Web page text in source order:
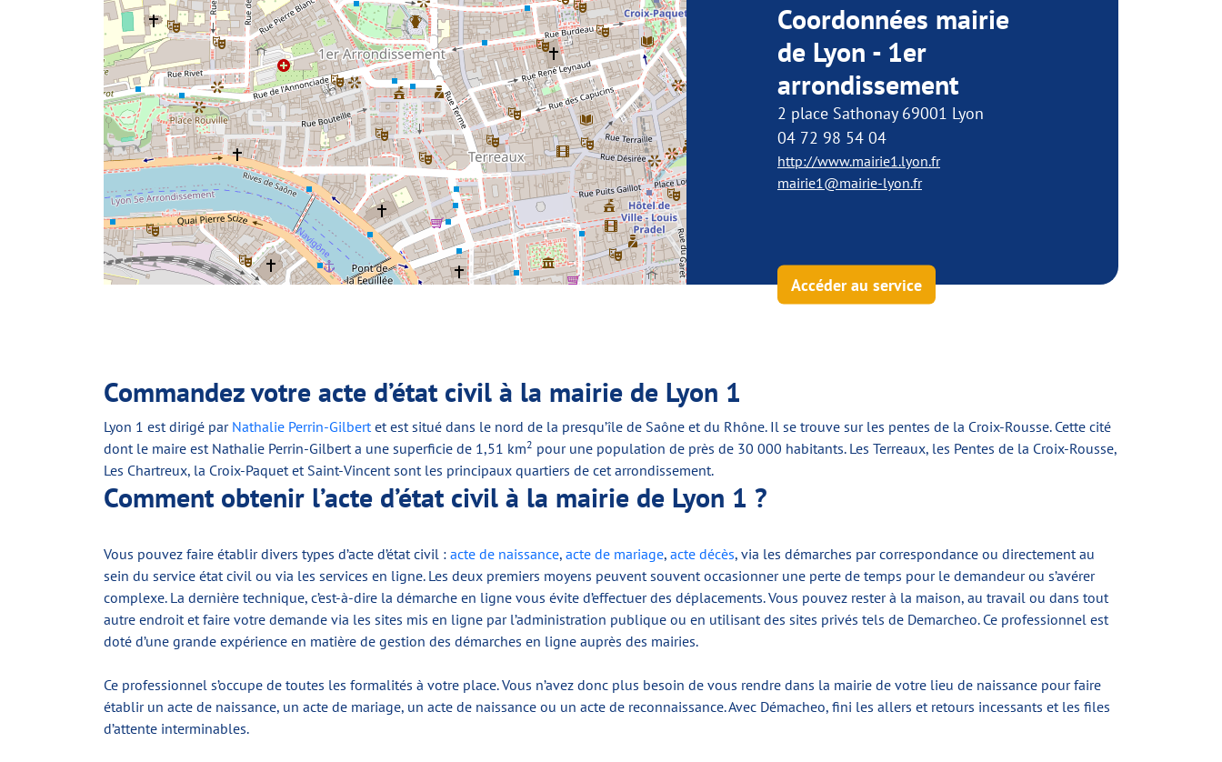
Coordonnées mairie
de Lyon - 1er
arrondissement
2 place Sathonay 69001 Lyon
04 72 98 54 04
http://www.mairie1.lyon.fr
mairie1@mairie-lyon.fr
Accéder au service
Commandez votre acte d’état civil à la mairie de Lyon 1
Lyon 1 est dirigé par Nathalie Perrin-Gilbertet est situé dans le nord de la presqu’île de Saône et du Rhône. Il se trouve sur les pentes de la Croix-Rousse. Cette cité
dont le maire est Nathalie Perrin-Gilbert a une superficie de 1,51 km2 pour une population de près de 30 000 habitants. Les Terreaux, les Pentes de la Croix-Rousse,
Les Chartreux, la Croix-Paquet et Saint-Vincent sont les principaux quartiers de cet arrondissement.
Comment obtenir l’acte d’état civil à la mairie de Lyon 1 ?
Vous pouvez faire établir divers types d’acte d’état civil : acte de naissance, acte de mariage, acte décès, via les démarches par correspondance ou directement au
sein du service état civil ou via les services en ligne. Les deux premiers moyens peuvent souvent occasionner une perte de temps pour le demandeur ou s’avérer
complexe. La dernière technique, c’est-à-dire la démarche en ligne vous évite d’effectuer des déplacements. Vous pouvez rester à la maison, au travail ou dans tout
autre endroit et faire votre demande via les sites mis en ligne par l’administration publique ou en utilisant des sites privés tels de Demarcheo. Ce professionnel est
doté d’une grande expérience en matière de gestion des démarches en ligne auprès des mairies.
Ce professionnel s’occupe de toutes les formalités à votre place. Vous n’avez donc plus besoin de vous rendre dans la mairie de votre lieu de naissance pour faire
établir un acte de naissance, un acte de mariage, un acte de naissance ou un acte de reconnaissance. Avec Démacheo, fini les allers et retours incessants et les files
d’attente interminables.